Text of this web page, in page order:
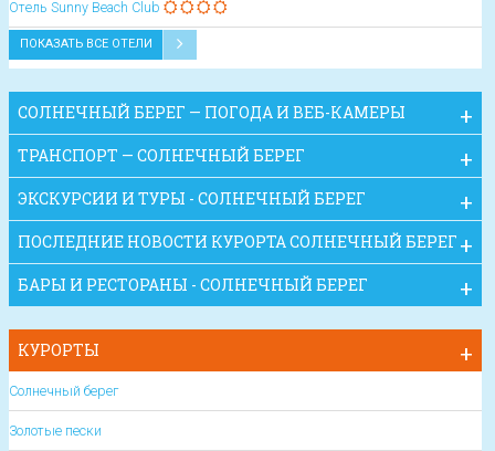
Oтель Sunny Beach Club
ПОКАЗАТЬ ВСЕ ОТЕЛИ
СОЛНЕЧНЫЙ БЕРЕГ — ПОГОДА И ВЕБ-КАМЕРЫ
ТРАНСПОРТ — СОЛНЕЧНЫЙ БЕРЕГ
ЭКСКУРСИИ И ТУРЫ - СОЛНЕЧНЫЙ БЕРЕГ
ПОСЛЕДНИЕ НОВОСТИ КУРОРТА СОЛНЕЧНЫЙ БЕРЕГ
БАРЫ И РЕСТОРАНЫ - СОЛНЕЧНЫЙ БЕРЕГ
КУРОРТЫ
Солнечный берег
Золотые пески